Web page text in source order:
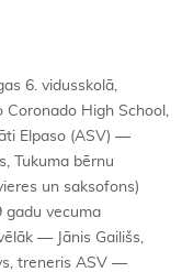
6. vidusskolā,
Coronado High School,
Elpaso (ASV) —
Tukuma bērnu
un saksofons)
gadu vecuma
— Jānis Gailišs,
treneris ASV —